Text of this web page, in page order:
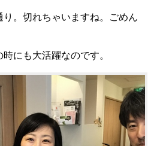
。切れちゃいますね。ごめん
にも大活躍なのです。